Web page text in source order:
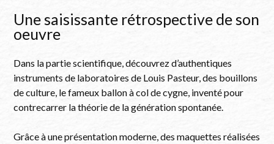
Une saisissante rétrospective de son
oeuvre
Dans la partie scientifique, découvrez d’authentiques
instruments de laboratoires de Louis Pasteur, des bouillons
de culture, le fameux ballon à col de cygne, inventé pour
contrecarrer la théorie de la génération spontanée.
Grâce à une présentation moderne, des maquettes réalisées